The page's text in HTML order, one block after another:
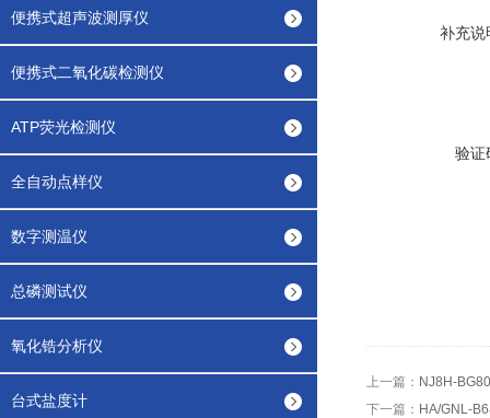
便携式超声波测厚仪
便携式二氧化碳检测仪
ATP荧光检测仪
全自动点样仪
数字测温仪
总磷测试仪
氧化锆分析仪
台式盐度计
补充说
验证
上一篇： NJ8H-
下一篇： HA/GNL-